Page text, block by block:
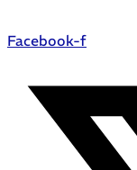
Facebook-f